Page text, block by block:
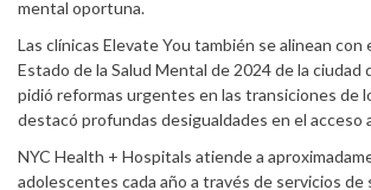
mental oportuna.
Las clínicas Elevate You también se alinean con
Estado de la Salud Mental de 2024 de la ciudad
pidió reformas urgentes en las transiciones de
destacó profundas desigualdades en el acceso
NYC Health + Hospitals atiende a
adolescentes cada año a través de servicios de